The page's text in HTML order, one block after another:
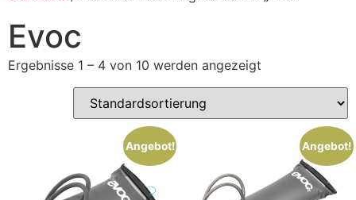
Evoc
Ergebnisse 1 – 4 von 10 werden angezeigt
Angebot! Angebot!